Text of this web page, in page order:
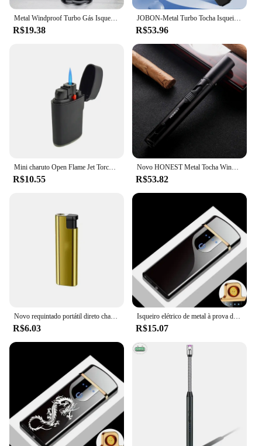
Metal Windproof Turbo Gás Isqueiros, Tocha de soldagem, Poderoso isqueiro para charuto, Cozinha Cozinhando, Chama ajustável, Pistola de pulverização, Homens Presentes
R$19.38
JOBON-Metal Turbo Tocha Isqueiro, Windproof, Fogo Direto, Cozinha, Ao ar livre, Churrasco, Camping, Charuto, Ferramenta, Presentes High End
R$53.96
Mini charuto Open Flame Jet Torch, Isqueiro, Airbrush Isqueiro, À prova de vento, Chama Azul Recarregável, Gás butano
R$10.55
Novo HONEST Metal Tocha Windproof Isqueiro Caneta Recarregáveis Isqueiro Jet Flame Butano Isqueiro Cozinha BBQ Vela Gadget dos homens Camping
R$53.82
Novo requintado portátil direto chama azul isqueiro à prova de vento tocha eletrônica metal mais leve presentes por atacado presente de cozinha masculino/feminino
R$6.03
Isqueiro elétrico de metal à prova de vento, arco duplo, sem chama, plasma, recarregável, usb, display de energia led, sensor de toque
R$15.07